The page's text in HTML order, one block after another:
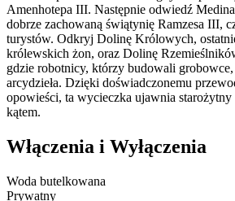
Amenhotepa III. Następnie odwiedź
dobrze zachowaną świątynię Ramzesa III,
turystów. Odkryj Dolinę Królowych,
królewskich żon, oraz Dolinę
gdzie robotnicy, którzy budowali
arcydzieła. Dzięki doświadczonemu
opowieści, ta wycieczka ujawnia
kątem.
Włączenia i Wyłączenia
Woda butelkowana
Prywatny